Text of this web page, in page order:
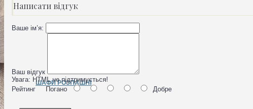
ШАФИ РОЗПАШНІ
Написати відгук
Ваше ім’я:
Ваш відгук
Увага: HTML не підтримується!
Рейтинг Погано Добре